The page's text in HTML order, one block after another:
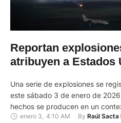
Reportan
atribuyen a Estados
Una serie de explosiones se
este sábado 3 de enero de
hechos se producen en un
entre Venezuela y Estados
enero 3 4:10 AM By Raúl Sacta